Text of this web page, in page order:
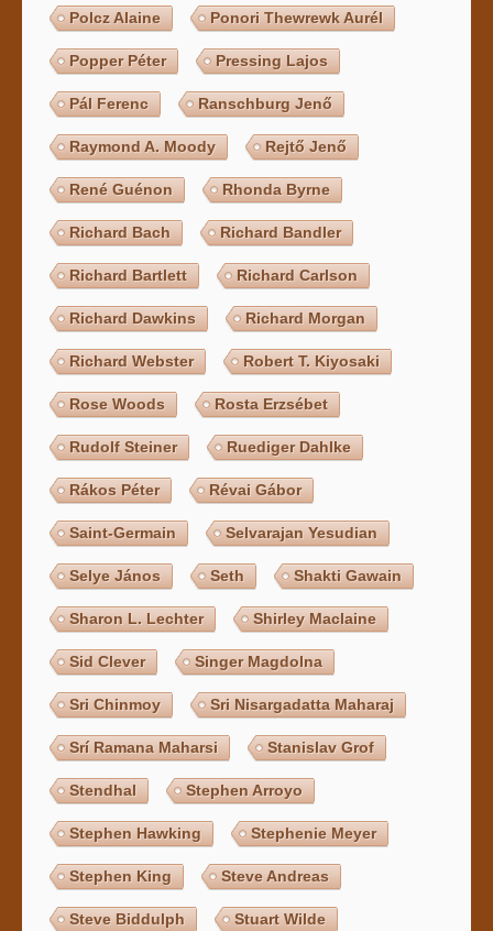
Polcz Alaine Ponori Thewrewk Aurél
Popper Péter Pressing Lajos
Pál Ferenc Ranschburg Jenő
Raymond A. Moody Rejtő Jenő
René Guénon Rhonda Byrne
Richard Bach Richard Bandler
Richard Bartlett Richard Carlson
Richard Dawkins Richard Morgan
Richard Webster Robert T. Kiyosaki
Rose Woods Rosta Erzsébet
Rudolf Steiner Ruediger Dahlke
Rákos Péter Révai Gábor
Saint-Germain Selvarajan Yesudian
Selye János Seth Shakti Gawain
Sharon L. Lechter Shirley Maclaine
Sid Clever Singer Magdolna
Sri Chinmoy Sri Nisargadatta Maharaj
Srí Ramana Maharsi Stanislav Grof
Stendhal Stephen Arroyo
Stephen Hawking Stephenie Meyer
Stephen King Steve Andreas
Steve Biddulph Stuart Wilde